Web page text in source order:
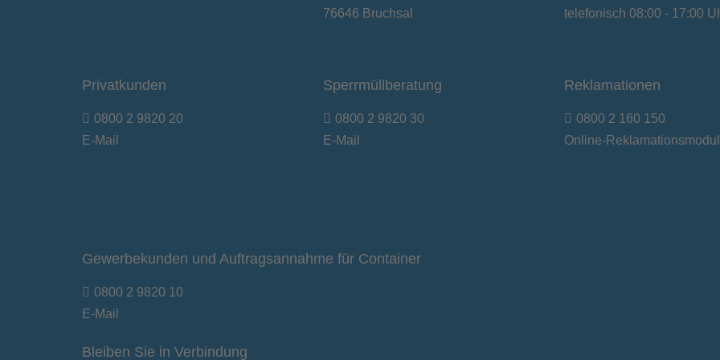
76646 Bruchsal telefonisch 08:00 - 17:00
Privatkunden
0800 2 9820 20
E-Mail
Sperrmüllberatung
0800 2 9820 30
E-Mail
Reklamationen
0800 2 160 150
Online-Reklamationsmodul
Gewerbekunden und Auftragsannahme für Container
0800 2 9820 10
E-Mail
Bleiben Sie in Verbindung